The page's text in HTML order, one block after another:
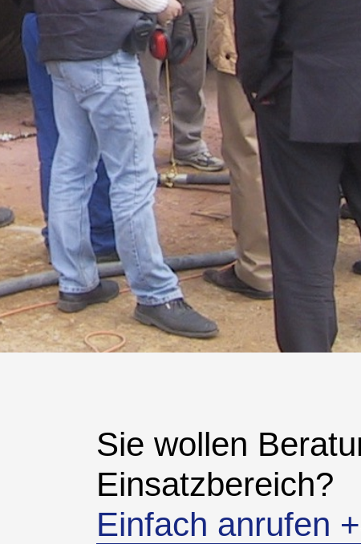
Sie wollen
Einsatzbereich?
Einfach anrufen